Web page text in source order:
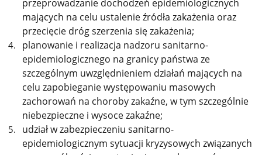
przeprowadzanie dochodzeń epidemiologicznych
mających na celu ustalenie źródła zakażenia oraz
przecięcie dróg szerzenia się zakażenia;
planowanie i realizacja nadzoru sanitarno-
epidemiologicznego na granicy państwa ze
szczególnym uwzględnieniem działań mających na
celu zapobieganie występowaniu masowych
zachorowań na choroby zakaźne, w tym szczególnie
niebezpieczne i wysoce zakaźne;
udział w zabezpieczeniu sanitarno-
epidemiologicznym sytuacji kryzysowych związanych